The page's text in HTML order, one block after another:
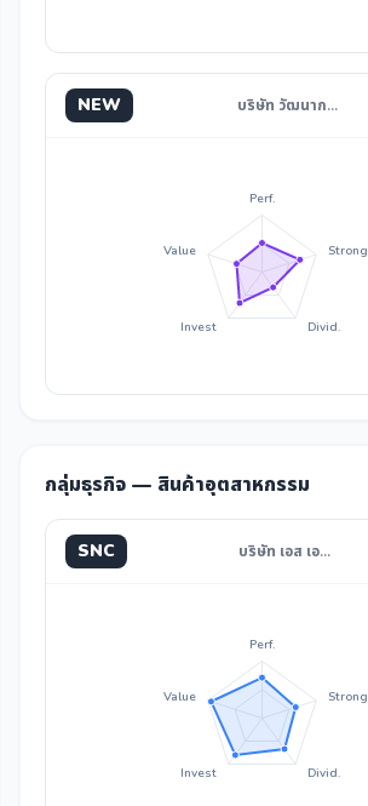
NEW บริษัท วัฒนาก…
Perf.
Strong
Divid.
Invest
Value
กลุ่มธุรกิจ — สินค้าอุตสาหกรรม
SNC บริษัท เอส เอ…
Perf.
Strong
Divid.
Invest
Value